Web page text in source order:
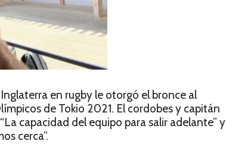
en rugby le otorgó el bronce al
de Tokio 2021. El cordobes y capitán
capacidad del equipo para salir adelante” y
cerca”.